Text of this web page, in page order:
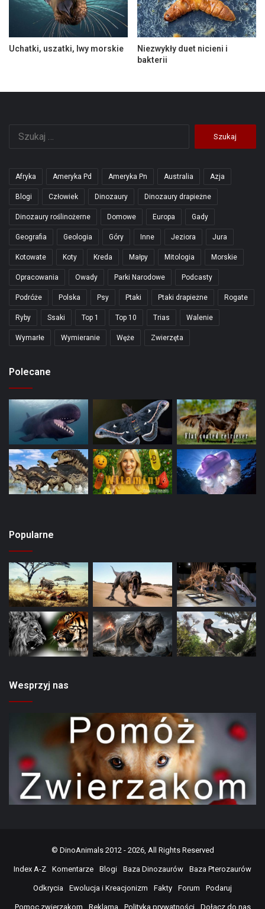
Uchatki, uszatki, lwy morskie
Niezwykły duet nicieni i
bakterii
Afryka Ameryka Pd Ameryka Pn Australia Azja
Blogi Człowiek Dinozaury Dinozaury drapieżne
Dinozaury roślinożerne Domowe Europa Gady
Geografia Geologia Góry Inne Jeziora Jura
Kotowate Koty Kreda Małpy Mitologia Morskie
Opracowania Owady Parki Narodowe Podcasty
Podróże Polska Psy Ptaki Ptaki drapieżne Rogate
Ryby Ssaki Top 1 Top 10 Trias Walenie
Wymarłe Wymieranie Węże Zwierzęta
Polecane
Popularne
Wesprzyj nas
© DinoAnimals2012 - 2026, All Rights Reserved
Index A-Z Komentarze Blogi Baza Dinozaurów Baza Pterozaurów
Odkrycia Ewolucja i Kreacjonizm Fakty Forum Podaruj
Pomoc zwierzakom Reklama Polityka prywatności Dołącz do nas